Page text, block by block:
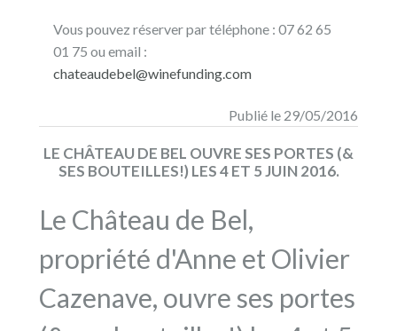
Vous pouvez réserver par téléphone : 07 62 65
01 75 ou email :
chateaudebel@winefunding.com
Publié le 29/05/2016
LE CHÂTEAU DE BEL OUVRE SES PORTES (&
SES BOUTEILLES!) LES 4 ET 5 JUIN 2016.
Le Château de Bel,
propriété d'Anne et Olivier
Cazenave, ouvre ses portes